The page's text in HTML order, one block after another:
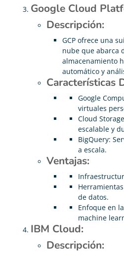
Google Cloud
Descripción:
GCP ofrece una
nube que abarca
almacenamiento
automático y
Características
Google
virtuales
Cloud
escalable y
BigQuery:
a escala.
Ventajas:
de datos.
Enfoque en
machine
IBM Cloud:
Descripción: